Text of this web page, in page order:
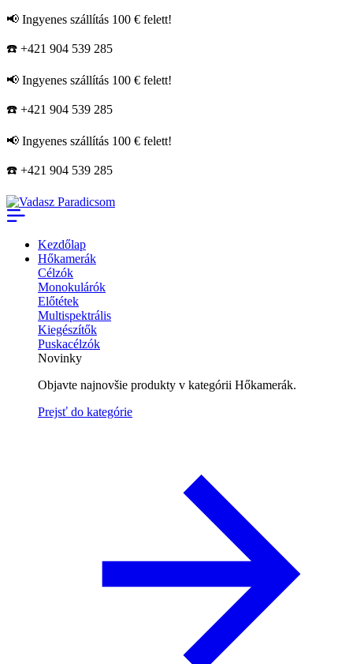
📢 Ingyenes szállítás 100 € felett!
☎️ +421 904 539 285
📢 Ingyenes szállítás 100 € felett!
☎️ +421 904 539 285
📢 Ingyenes szállítás 100 € felett!
☎️ +421 904 539 285
Kezdőlap
Hőkamerák
Célzók
Monokulárók
Előtétek
Multispektrális
Kiegészítők
Puskacélzók
Novinky
Objavte najnovšie produkty v kategórii Hőkamerák.
Prejsť do kategórie